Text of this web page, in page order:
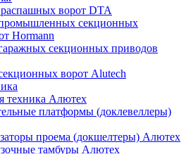
ворот DTA
промышленных секционных
Hormann
секционных приводов
ворот Alutech
техника Алютех
платформы (доклевеллеры)
проема (докшелтеры) Алютех
тамбуры Алютех